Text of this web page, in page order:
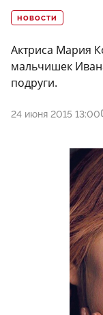
НОВОСТИ
Актриса Мария
мальчишек
подруги.
24 июня 2015 13:00